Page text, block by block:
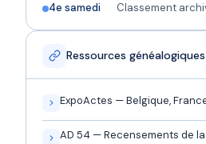
4e samedi Classement
Ressources généalogiques
ExpoActes — Belgique,
AD 54 — Recensements de